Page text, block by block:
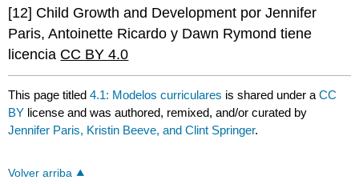
[12] Child Growth and Development por Jennifer
Paris, Antoinette Ricardo y Dawn Rymond tiene
licencia CC BY 4.0
This page titled4.1: Modelos curriculares is shared under aCC
BY license and was authored, remixed, and/or curated by
Jennifer Paris, Kristin Beeve, and Clint Springer.
Volver arriba